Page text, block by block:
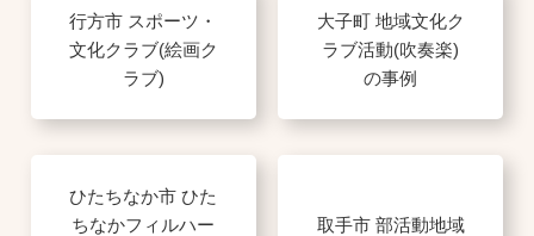
行方市 スポーツ・
文化クラブ(絵画ク
ラブ)
大子町 地域文化ク
ラブ活動(吹奏楽)
の事例
ひたちなか市 ひた
ちなかフィルハー
取手市 部活動地域